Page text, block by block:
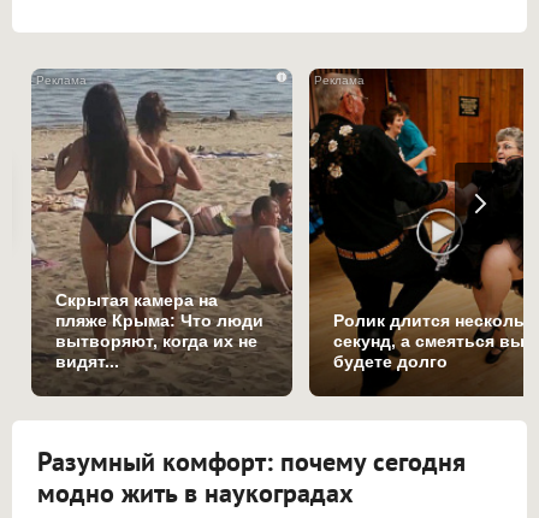
i
Скрытая камера на
пляже Крыма: Что люди
вытворяют, когда их не
видят...
Ролик длится
секунд, а смеяться вы
будете долго
Разумный комфорт: почему сегодня
модно жить в наукоградах